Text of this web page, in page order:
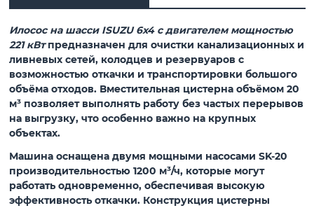
Илосос на шасси ISUZU 6x4 с двигателем мощностью
221 кВтпредназначен для очистки канализационных и
ливневых сетей, колодцев и резервуаров с
возможностью откачки и транспортировки большого
объёма отходов. Вместительная цистерна объёмом 20
м³ позволяет выполнять работу без частых перерывов
на выгрузку, что особенно важно на крупных
объектах.
Машина оснащена двумя мощными насосами SK-20
производительностью 1200 м³/ч, которые могут
работать одновременно, обеспечивая высокую
эффективность откачки. Конструкция цистерны